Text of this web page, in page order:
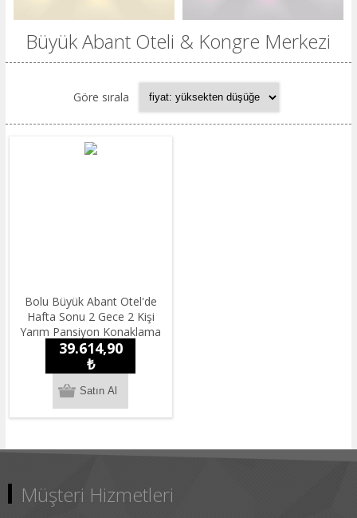
Büyük Abant Oteli & Kongre Merkezi
Göre sırala
Bolu Büyük Abant Otel'de
Hafta Sonu 2 Gece 2 Kişi
Yarım Pansiyon Konaklama
39.614,90
₺
Müşteri Hizmetleri